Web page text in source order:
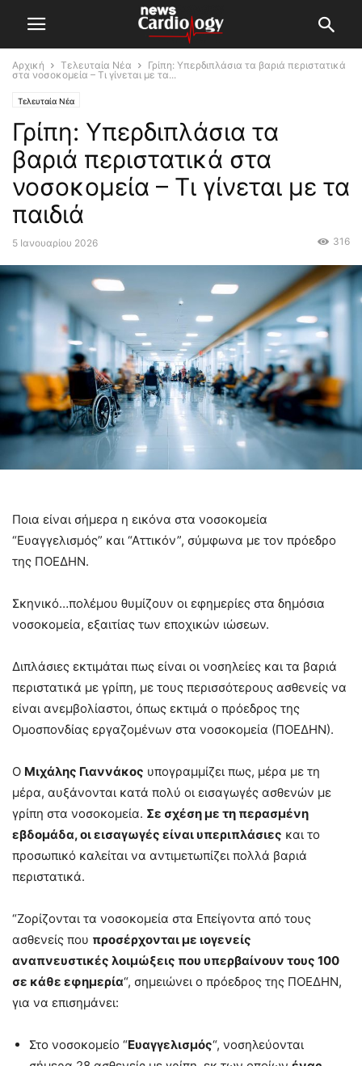
Αρχική Τελευταία Νέα
Γρίπη: Υπερδιπλάσια τα βαριά περιστατικά
στα νοσοκομεία – Τι γίνεται με τα...
Τελευταία Νέα
Γρίπη: Υπερδιπλάσια τα
βαριά περιστατικά στα
νοσοκομεία – Τι γίνεται με τα
παιδιά
5 Ιανουαρίου 2026 316
Ποια είναι σήμερα η εικόνα στα νοσοκομεία
“Ευαγγελισμός” και “Αττικόν”, σύμφωνα με τον πρόεδρο
της ΠΟΕΔΗΝ.
Σκηνικό…πολέμου θυμίζουν οι εφημερίες στα δημόσια
νοσοκομεία, εξαιτίας των εποχικών ιώσεων.
Διπλάσιες εκτιμάται πως είναι οι νοσηλείες και τα βαριά
περιστατικά με γρίπη, με τους περισσότερους ασθενείς να
είναι ανεμβολίαστοι, όπως εκτιμά ο πρόεδρος της
Ομοσπονδίας εργαζομένων στα νοσοκομεία (ΠΟΕΔΗΝ).
Ο Μιχάλης Γιαννάκος υπογραμμίζει πως, μέρα με τη
μέρα, αυξάνονται κατά πολύ οι εισαγωγές ασθενών με
γρίπη στα νοσοκομεία. Σε σχέση με τη περασμένη
εβδομάδα, οι εισαγωγές είναι υπεριπλάσιες και το
προσωπικό καλείται να αντιμετωπίζει πολλά βαριά
περιστατικά.
“Ζορίζονται τα νοσοκομεία στα Επείγοντα από τους
ασθενείς που προσέρχονται με ιογενείς
αναπνευστικές λοιμώξεις που υπερβαίνουν τους 100
σε κάθε εφημερία“, σημειώνει ο πρόεδρος της ΠΟΕΔΗΝ,
για να επισημάνει:
Στο νοσοκομείο “Ευαγγελισμός“, νοσηλεύονται